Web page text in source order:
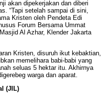
akan dipekerjakan dan diberi
“Tapi setelah sampai di sini,
Kristen oleh Pendeta Edi
Forum Bersama Ummat
Al Azhar, Klender Jakarta
Kristen, disuruh ikut kebaktian,
memelihara babi-babi yang
seluas 5 hektar itu. Akhirnya
warga dan aparat.
(JIL)